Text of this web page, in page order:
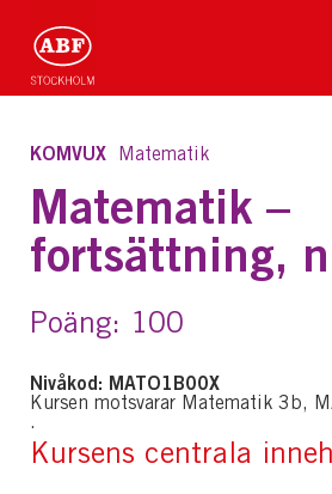
KOMVUX Matematik
Matematik –
fortsättning,
Poäng: 100
Nivåkod: MATO1B00X
Kursen motsvarar Matematik 3b,
.
Kursens centrala